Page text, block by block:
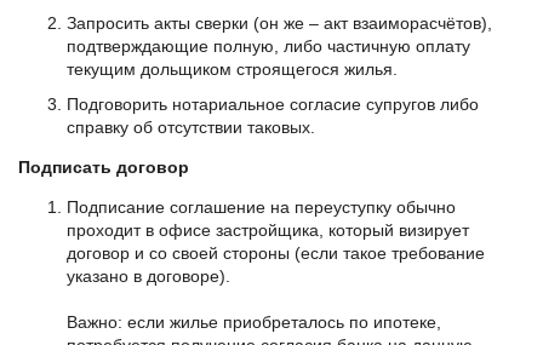
Запросить акты сверки (он же – акт взаиморасчётов),
подтверждающие полную, либо частичную оплату
текущим дольщиком строящегося жилья.
Подговорить нотариальное согласие супругов либо
справку об отсутствии таковых.
Подписать договор
Подписание соглашение на переуступку обычно
проходит в офисе застройщика, который визирует
договор и со своей стороны (если такое требование
указано в договоре).
Важно: если жилье приобреталось по ипотеке,